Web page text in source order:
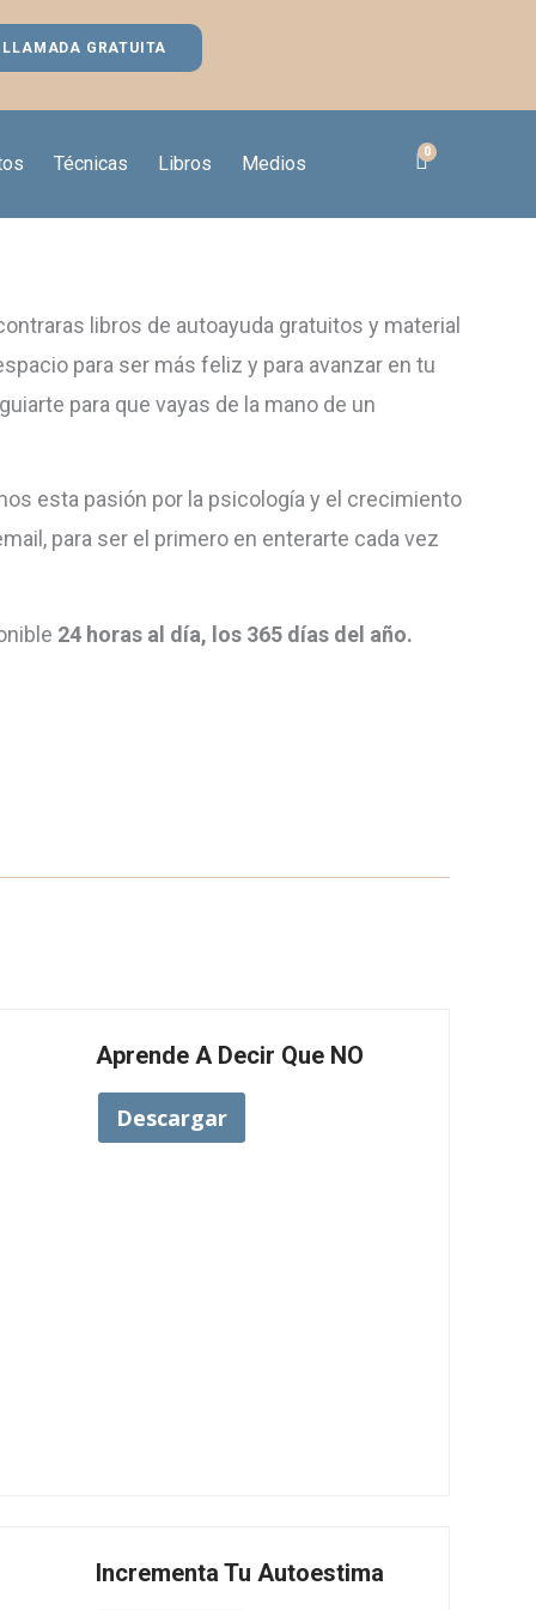
LLAMADA GRATUITA
Técnicas Libros Medios
libros de autoayuda gratuitos y material
para ser más feliz y para avanzar en tu
para que vayas de la mano de un
esta pasión por la psicología y el crecimiento
para ser el primero en enterarte cada vez
24 horas al día, los 365 días del año.
Aprende A Decir Que NO
Descargar
Incrementa Tu Autoestima